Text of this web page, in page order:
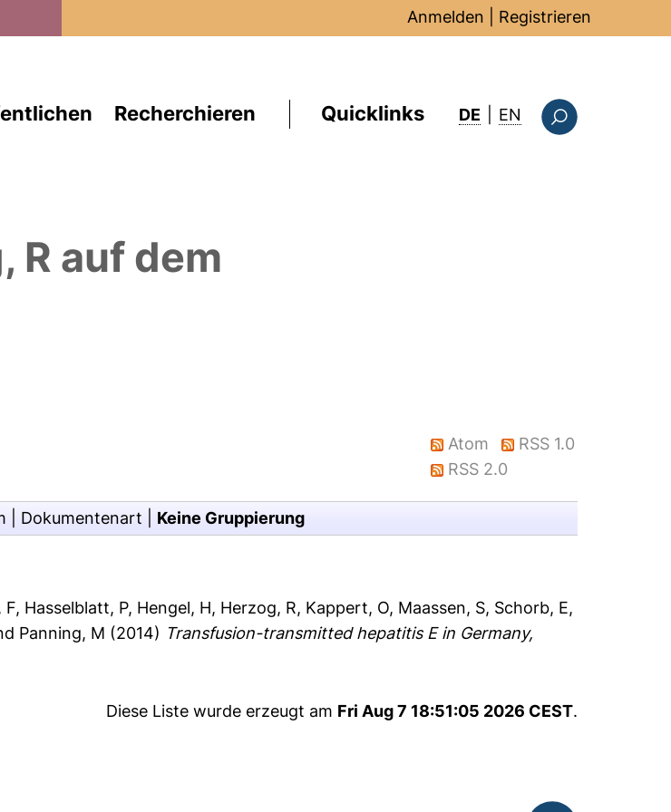
Anmelden Registrieren
Recherchieren Quicklinks DE EN : this page in
R auf dem
Atom
RSS 1.0
RSS 2.0
Dokumentenart Keine Gruppierung
F, Hasselblatt, P, Hengel, H, Herzog, R, Kappert, O, Maassen, S, Schorb, E,
Panning, M (2014) Transfusion-transmitted hepatitis E in Germany,
Diese Liste wurde erzeugt am Fri Aug 7 18:51:05 2026 CEST.